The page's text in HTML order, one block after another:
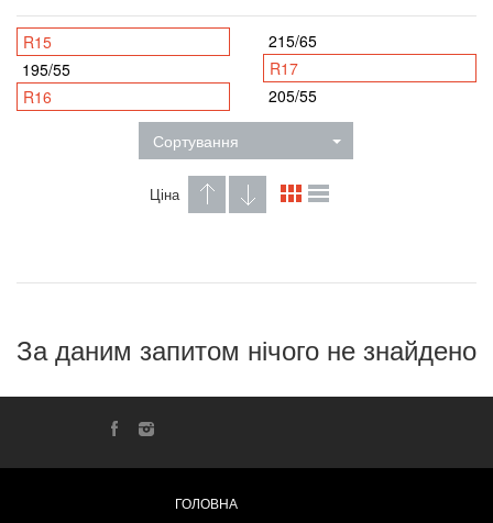
R15
195/55
R16
215/65
R17
205/55
Сортування
Ціна
За даним запитом нічого не знайдено
ГОЛОВНА